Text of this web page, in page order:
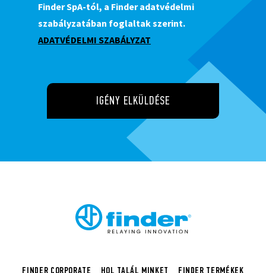
Finder SpA-tól, a Finder adatvédelmi
szabályzatában foglaltak szerint.
ADATVÉDELMI SZABÁLYZAT
IGÉNY ELKÜLDÉSE
FINDER CORPORATE HOL TALÁL MINKET
FINDER TERMÉKEK